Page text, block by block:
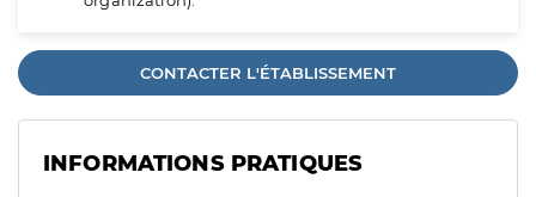
CONTACTER L'ÉTABLISSEMENT
INFORMATIONS PRATIQUES